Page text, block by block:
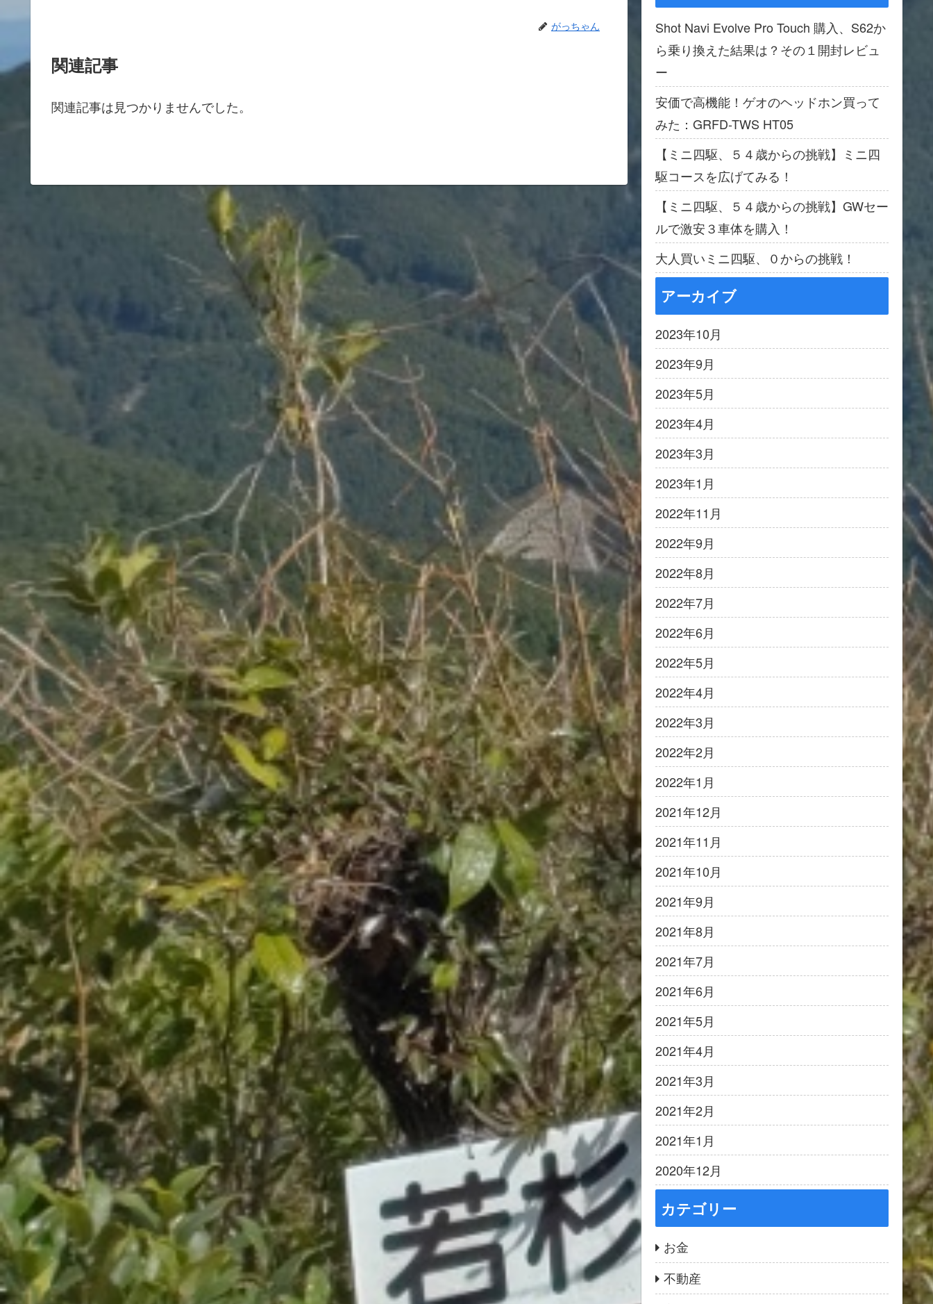
がっちゃん
関連記事
関連記事は見つかりませんでした。
Shot Navi Evolve Pro Touch 購入、S62か
ら乗り換えた結果は？その１開封レビュ
ー
安価で高機能！ゲオのヘッドホン買って
みた：GRFD-TWS HT05
【ミニ四駆、５４歳からの挑戦】ミニ四
駆コースを広げてみる！
【ミニ四駆、５４歳からの挑戦】GWセー
ルで激安３車体を購入！
大人買いミニ四駆、０からの挑戦！
アーカイブ
2023年10月
2023年9月
2023年5月
2023年4月
2023年3月
2023年1月
2022年11月
2022年9月
2022年8月
2022年7月
2022年6月
2022年5月
2022年4月
2022年3月
2022年2月
2022年1月
2021年12月
2021年11月
2021年10月
2021年9月
2021年8月
2021年7月
2021年6月
2021年5月
2021年4月
2021年3月
2021年2月
2021年1月
2020年12月
カテゴリー
お金
不動産